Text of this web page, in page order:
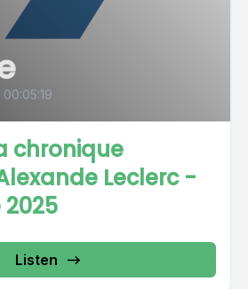
00:05:19
chronique
Leclerc -
Listen